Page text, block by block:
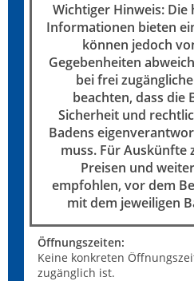
Wichtiger Hinweis:
Informationen bieten
können jedoch
Gegebenheiten
bei frei
beachten, dass die
Sicherheit und
Badens
muss. Für Auskünfte
Preisen und
empfohlen, vor dem
mit dem jeweiligen
Öffnungszeiten:
Keine konkreten
zugänglich ist.